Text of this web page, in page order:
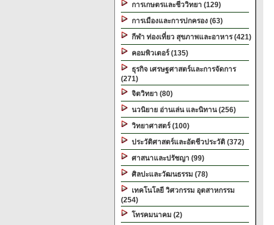
การเกษตรและชีววิทยา (129)
การเมืองและการปกครอง (63)
กีฬา ท่องเที่ยว สุขภาพและอาหาร (421)
คอมพิวเตอร์ (135)
ธุรกิจ เศรษฐศาสตร์และการจัดการ
(271)
จิตวิทยา (80)
นวนิยาย อ่านเล่น และนิทาน (256)
วิทยาศาสตร์ (100)
ประวัติศาสตร์และอัตชีวประวัติ (372)
ศาสนาและปรัชญา (99)
ศิลปะและวัฒนธรรม (78)
เทคโนโลยี วิศวกรรม อุตสาหกรรม
(254)
โทรคมนาคม (2)